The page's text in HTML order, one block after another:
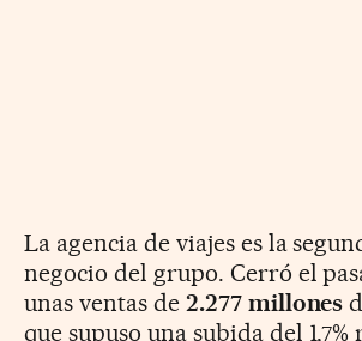
La agencia de viajes es la
negocio del grupo. Cerró el
unas ventas de 2.277 millones
que supuso una subida del 1,7%